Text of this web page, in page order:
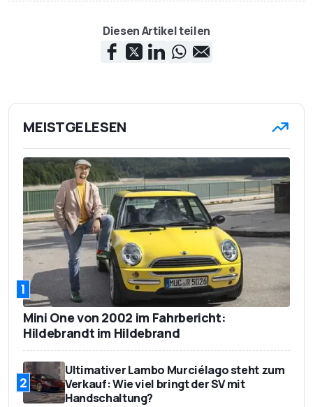
Diesen Artikel teilen
MEISTGELESEN
1
Mini One von 2002 im Fahrbericht:
Hildebrandt im Hildebrand
2
Ultimativer Lambo Murciélago steht zum
Verkauf: Wie viel bringt der SV mit
Handschaltung?